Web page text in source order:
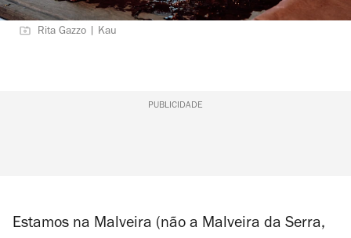
Rita Gazzo | Kau
PUBLICIDADE
Estamos na Malveira (não a Malveira da Serra,